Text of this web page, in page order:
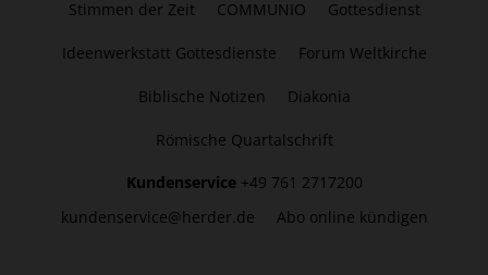
Stimmen der Zeit COMMUNIO Gottesdienst
Ideenwerkstatt Gottesdienste Forum Weltkirche
Biblische Notizen Diakonia
Römische Quartalschrift
Kundenservice +49 761 2717200
kundenservice@herder.de
Abo online kündigen